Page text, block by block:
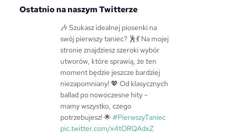
a
Ostatnio na naszym Twitterze
🎶 Szukasz idealnej piosenki na
swój pierwszy taniec? 🕺💃 Na mojej
stronie znajdziesz szeroki wybór
utworów, które sprawią, że ten
moment będzie jeszcze bardziej
niezapomniany! 💖 Od klasycznych
ballad po nowoczesne hity –
mamy wszystko, czego
potrzebujesz! 🌟 #PierwszyTaniec
pic.twitter.com/x4tORQAdxZ